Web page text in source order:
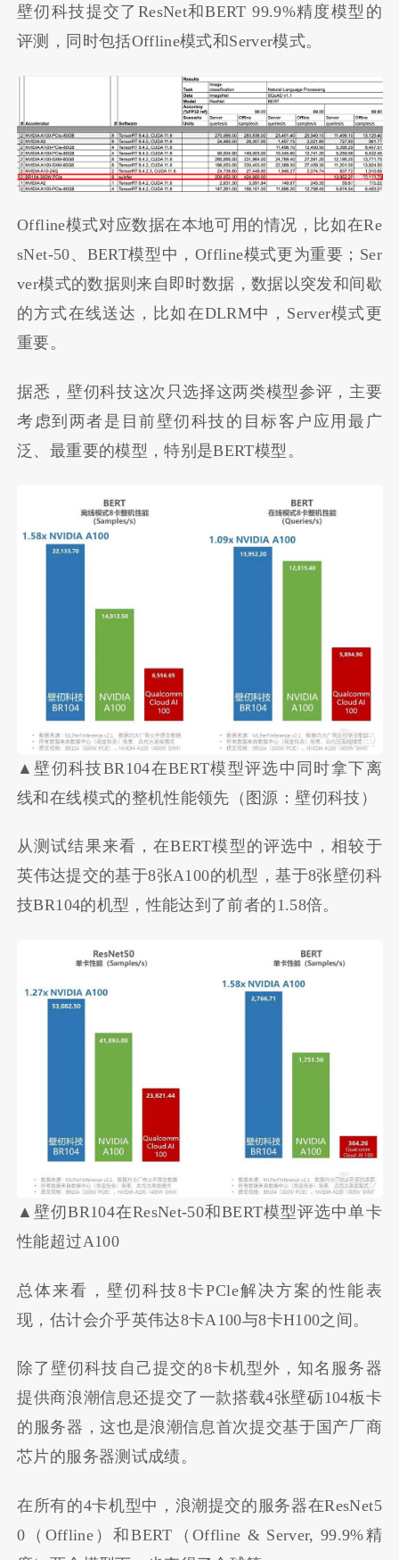
壁仞科技提交了ResNet和BERT 99.9%精度模型的
评测，同时包括Offline模式和Server模式。
Offline模式对应数据在本地可用的情况，比如在Re
sNet-50、BERT模型中，Offline模式更为重要；Ser
ver模式的数据则来自即时数据，数据以突发和间歇
的方式在线送达，比如在DLRM中，Server模式更
重要。
据悉，壁仞科技这次只选择这两类模型参评，主要
考虑到两者是目前壁仞科技的目标客户应用最广
泛、最重要的模型，特别是BERT模型。
▲壁仞科技BR104在BERT模型评选中同时拿下离
线和在线模式的整机性能领先（图源：壁仞科技）
从测试结果来看，在BERT模型的评选中，相较于
英伟达提交的基于8张A100的机型，基于8张壁仞科
技BR104的机型，性能达到了前者的1.58倍。
▲壁仞BR104在ResNet-50和BERT模型评选中单卡
性能超过A100
总体来看，壁仞科技8卡PCle解决方案的性能表
现，估计会介乎英伟达8卡A100与8卡H100之间。
除了壁仞科技自己提交的8卡机型外，知名服务器
提供商浪潮信息还提交了一款搭载4张壁砺104板卡
的服务器，这也是浪潮信息首次提交基于国产厂商
芯片的服务器测试成绩。
在所有的4卡机型中，浪潮提交的服务器在ResNet5
0（Offline）和BERT（Offline & Server, 99.9%精